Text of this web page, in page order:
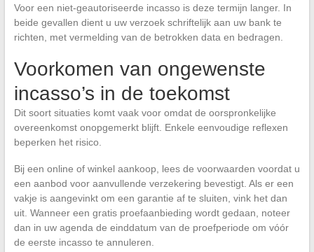
Voor een niet-geautoriseerde incasso is deze termijn langer. In
beide gevallen dient u uw verzoek schriftelijk aan uw bank te
richten, met vermelding van de betrokken data en bedragen.
Voorkomen van ongewenste
incasso’s in de toekomst
Dit soort situaties komt vaak voor omdat de oorspronkelijke
overeenkomst onopgemerkt blijft. Enkele eenvoudige reflexen
beperken het risico.
Bij een online of winkel aankoop, lees de voorwaarden voordat u
een aanbod voor aanvullende verzekering bevestigt. Als er een
vakje is aangevinkt om een garantie af te sluiten, vink het dan
uit. Wanneer een gratis proefaanbieding wordt gedaan, noteer
dan in uw agenda de einddatum van de proefperiode om vóór
de eerste incasso te annuleren.